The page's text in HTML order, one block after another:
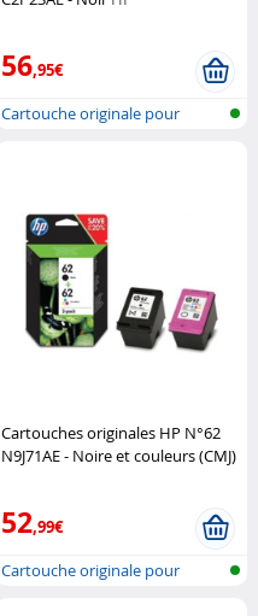
56,95€
Cartouche originale pour
Cartouches originales HP N°62
N9J71AE - Noire et couleurs (CMJ)
52,99€
Cartouche originale pour